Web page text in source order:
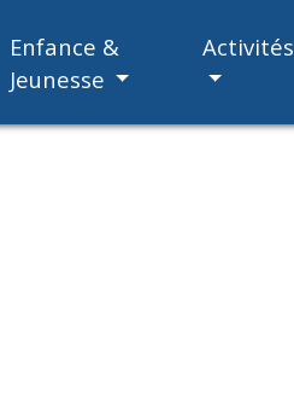
Enfance &
Jeunesse
Activités